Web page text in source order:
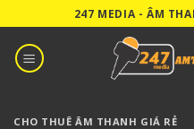
to
content
247 MEDIA - ÂM
CHO THUÊ ÂM THANH GIÁ RẺ